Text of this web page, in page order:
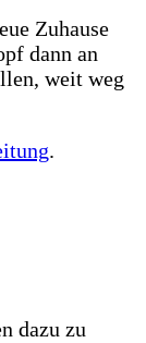
Zuhause
dann an
weit weg
.
dazu zu